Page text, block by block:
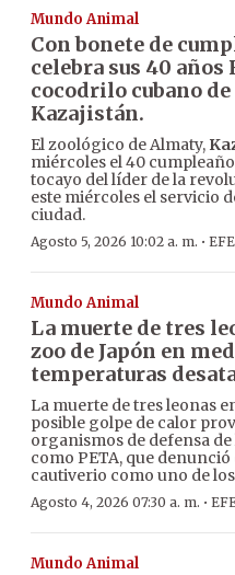
Mundo Animal
Con bonete de
celebra sus 40 años
cocodrilo cubano de
Kazajistán.
El zoológico de Almaty,
miércoles el 40
tocayo del líder de la
este miércoles el servicio
ciudad.
Agosto 5, 2026 10:02 a. m. · EFE
Mundo Animal
La muerte de tres
zoo de Japón en
temperaturas
La muerte de tres leonas
posible golpe de calor
organismos de defensa
como PETA, que
cautiverio como uno de
Agosto 4, 2026 07:30 a. m. ·
Mundo Animal